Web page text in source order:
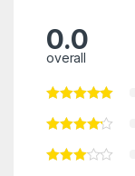
0.0
overall